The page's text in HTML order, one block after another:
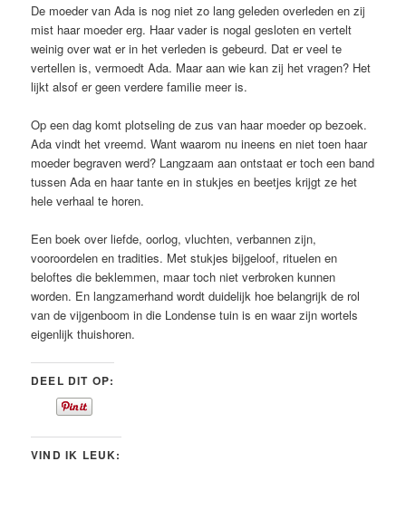
De moeder van Ada is nog niet zo lang geleden overleden en zij
mist haar moeder erg. Haar vader is nogal gesloten en vertelt
weinig over wat er in het verleden is gebeurd. Dat er veel te
vertellen is, vermoedt Ada. Maar aan wie kan zij het vragen? Het
lijkt alsof er geen verdere familie meer is.
Op een dag komt plotseling de zus van haar moeder op bezoek.
Ada vindt het vreemd. Want waarom nu ineens en niet toen haar
moeder begraven werd? Langzaam aan ontstaat er toch een band
tussen Ada en haar tante en in stukjes en beetjes krijgt ze het
hele verhaal te horen.
Een boek over liefde, oorlog, vluchten, verbannen zijn,
vooroordelen en tradities. Met stukjes bijgeloof, rituelen en
beloftes die beklemmen, maar toch niet verbroken kunnen
worden. En langzamerhand wordt duidelijk hoe belangrijk de rol
van de vijgenboom in die Londense tuin is en waar zijn wortels
eigenlijk thuishoren.
DEEL DIT OP:
VIND IK LEUK: